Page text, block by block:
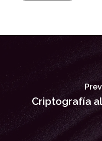
Criptografía